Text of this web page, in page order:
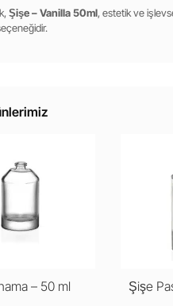
Şişe – Vanilla 50ml, estetik ve
– 50 ml Şişe